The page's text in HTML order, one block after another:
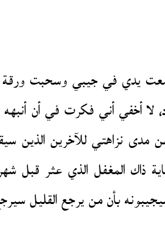
أخفي أني فكرت في أن
مدى نزاهتي للآخرين الذين
ذاك المغفل الذي عثر قبل